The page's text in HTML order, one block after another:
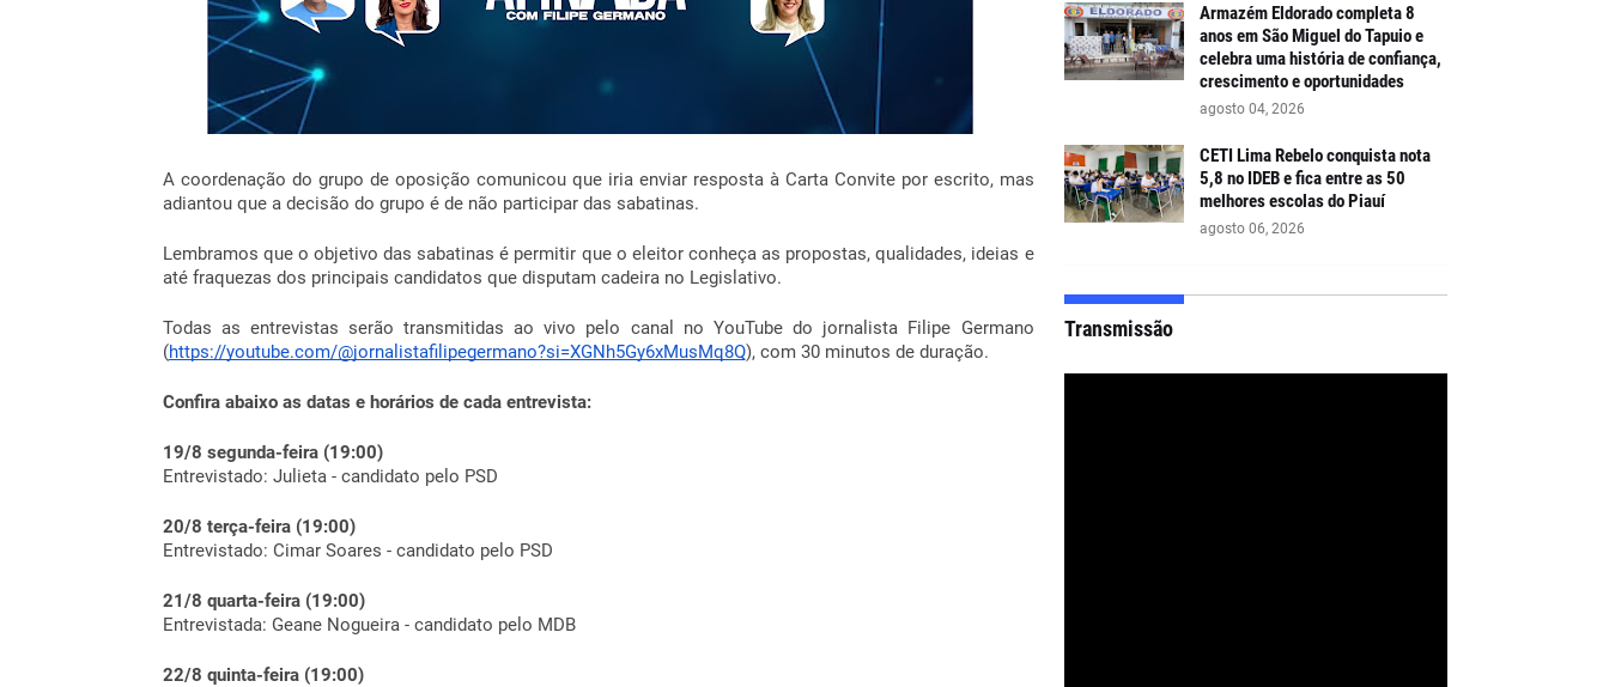
A coordenação do grupo de oposição comunicou que iria enviar resposta à Carta Convite por escrito, mas
adiantou que a decisão do grupo é de não participar das sabatinas.
Lembramos que o objetivo das sabatinas é permitir que o eleitor conheça as propostas, qualidades, ideias e
até fraquezas dos principais candidatos que disputam cadeira no Legislativo.
Todas as entrevistas serão transmitidas ao vivo pelo canal no YouTube do jornalista Filipe Germano
(https://youtube.com/@jornalistafilipegermano?si=XGNh5Gy6xMusMq8Q), com 30 minutos de duração.
Confira abaixo as datas e horários de cada entrevista:
19/8 segunda-feira (19:00)
Entrevistado: Julieta - candidato pelo PSD
20/8 terça-feira (19:00)
Entrevistado: Cimar Soares - candidato pelo PSD
21/8 quarta-feira (19:00)
Entrevistada: Geane Nogueira - candidato pelo MDB
22/8 quinta-feira (19:00)
Armazém Eldorado completa 8
anos em São Miguel do Tapuio e
celebra uma história de confiança,
crescimento e oportunidades
agosto 04, 2026
CETI Lima Rebelo conquista nota
5,8 no IDEB e fica entre as 50
melhores escolas do Piauí
agosto 06, 2026
Transmissão